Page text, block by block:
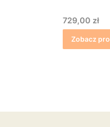
Cena
729,00 zł
Zobacz